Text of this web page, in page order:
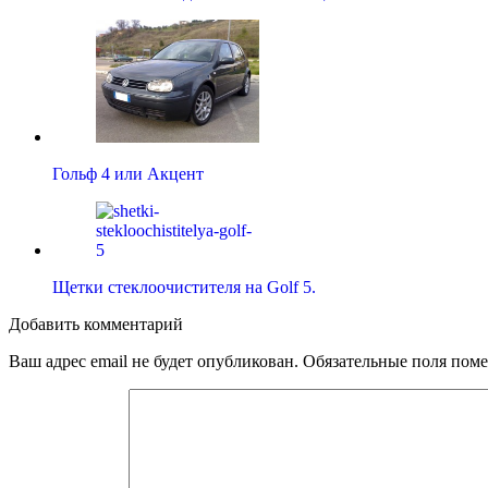
Гольф 4 или Акцент
Щетки стеклоочистителя на Golf 5.
Добавить комментарий
Ваш адрес email не будет опубликован. Обязательные поля